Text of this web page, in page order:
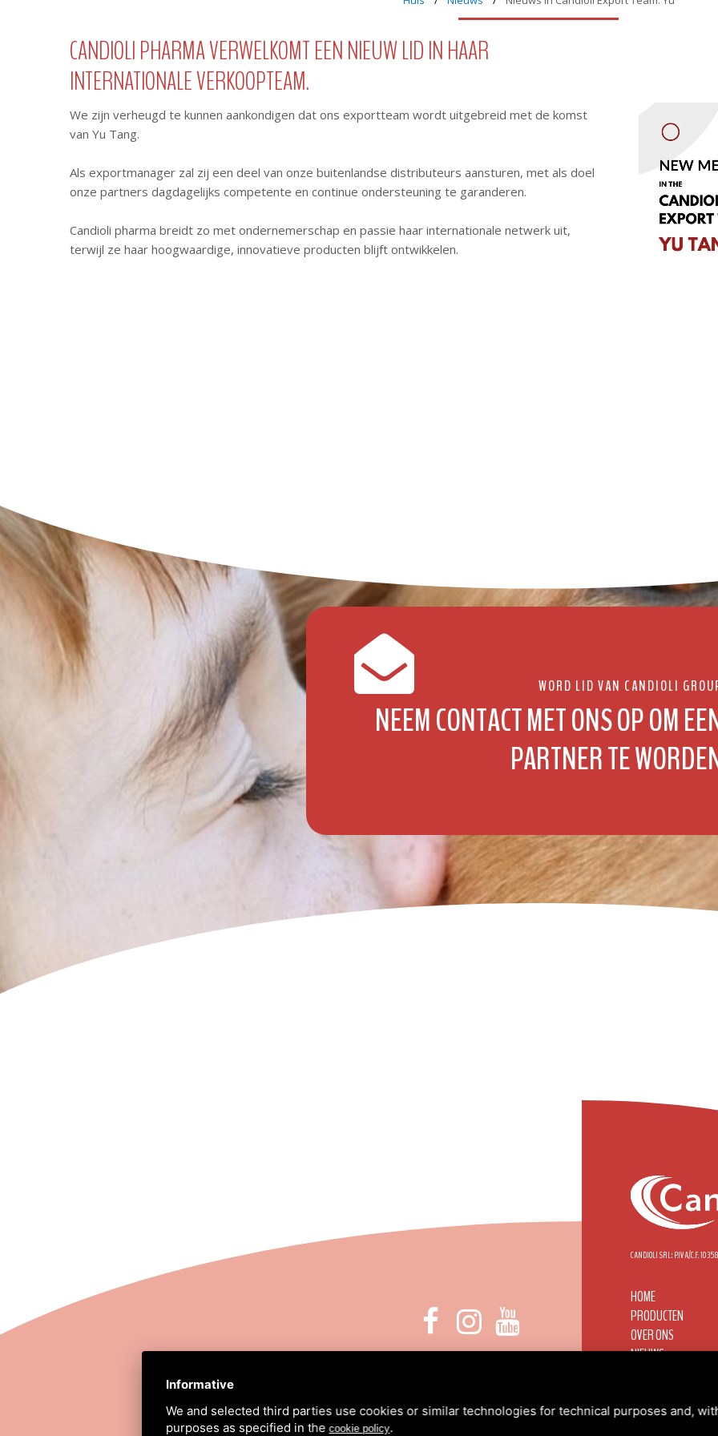
CANDIOLI PHARMA VERWELKOMT EEN NIEUW LID IN HAAR
INTERNATIONALE VERKOOPTEAM.
We zijn verheugd te kunnen aankondigen dat ons exportteam wordt uitgebreid met de komst
van Yu Tang.
Als exportmanager zal zij een deel van onze buitenlandse distributeurs aansturen, met als doel
onze partners dagdagelijks competente en continue ondersteuning te garanderen.
Candioli pharma breidt zo met ondernemerschap en passie haar internationale netwerk uit,
terwijl ze haar hoogwaardige, innovatieve producten blijft ontwikkelen.
WORD LID VAN CANDIOLI
NEEM CONTACT MET ONS OP OM
PARTNER TE
+39 011 3490232
CANDIOLI SRL: P.IVA/C.F.
HOME
PRODUCTEN
OVER ONS
NIEUWS
GERESERVEERD
Informative
We and selected third parties use cookies or similar technologies for technical purposes and,
purposes as specified in thecookie policy.